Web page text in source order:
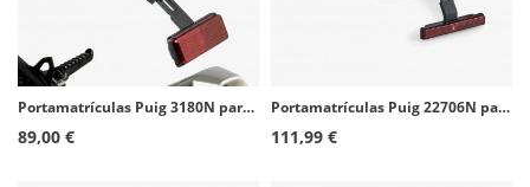
Portamatrículas Puig 3180N para Kawasaki ZX-6R Ninja (17-26)
89,00 €
Portamatrículas Puig 22706N para Yamaha Tracer 7 (25-26)
111,99 €